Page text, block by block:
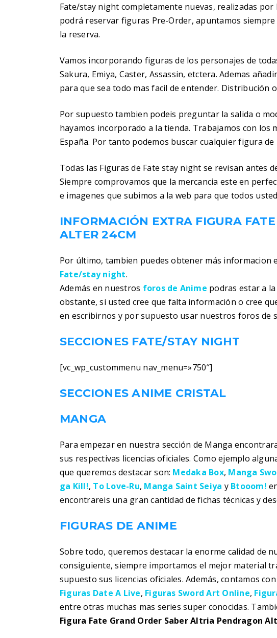
Fate/stay night completamente nuevas, realizadas
podrá reservar figuras Pre-Order, apuntamos
la reserva.
Vamos incorporando figuras de los personajes de
Sakura, Emiya, Caster, Assassin, etctera. Ademas
para que sea todo mas facil de entender. Distribución
Por supuesto tambien podeis preguntar la salida o
hayamos incorporado a la tienda. Trabajamos con los
España. Por tanto podemos buscar cualquier figura de
Todas las Figuras de Fate stay night se revisan antes
Siempre comprovamos que la mercancia este en
e imagenes que subimos a la web para que todos
INFORMACIÓN EXTRA FIGURA
ALTER 24CM
Por último, tambien puedes obtener más informacion
Fate/stay night.
Además en nuestros foros de Anime podras estar a
obstante, si usted cree que falta información o cree
en escribirnos y por supuesto usar nuestros foros de
SECCIONES FATE/STAY NIGHT
[vc_wp_custommenu nav_menu=»750″]
SECCIONES ANIME CRISTAL
MANGA
Para empezar en nuestra sección de Manga
sus respectivas licencias oficiales. Como ejemplo
que queremos destacar son: Medaka Box, Manga
ga Kill!, To Love-Ru, Manga Saint Seiya y Btooom!
encontrareis una gran cantidad de fichas técnicas y
FIGURAS DE ANIME
Sobre todo, queremos destacar la enorme calidad de
consiguiente, siempre importamos el mejor material
supuesto sus licencias oficiales. Además, contamos
Figuras Date A Live, Figuras Sword Art Online,
entre otras muchas mas series super conocidas.
Figura Fate Grand Order Saber Altria Pendragon